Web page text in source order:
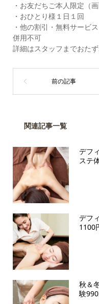
・お友だちご本人限定（
・おひとり様１日１回
・他の割引・無料サービ
併用不可
詳細はスタッフまでおたず
関連記事一覧
デフ
ステ
デフ
1100
秋＆
験990